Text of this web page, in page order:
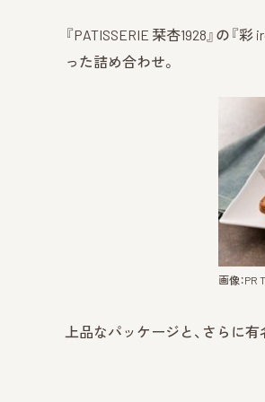
『PATISSERIE 栞杏1928』の『
った詰め合わせ。
画像：PR
上品なパッケージと、さらに